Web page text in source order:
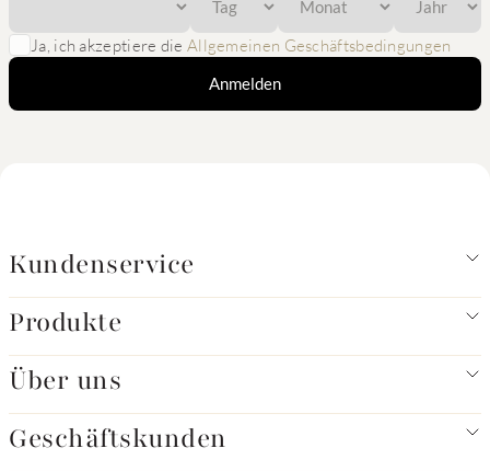
Ja, ich akzeptiere die Allgemeinen Geschäftsbedingungen
Anmelden
Kundenservice
Produkte
Über uns
Geschäftskunden